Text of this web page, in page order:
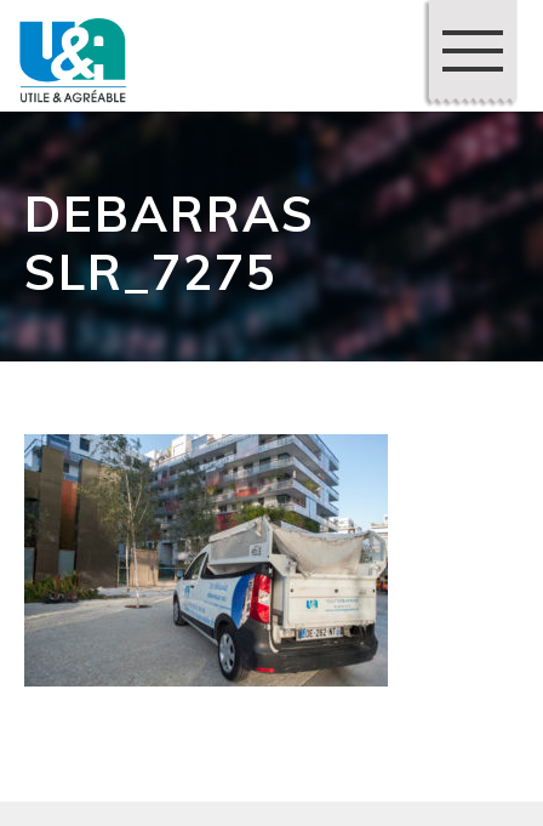
DEBARRAS
SLR_7275